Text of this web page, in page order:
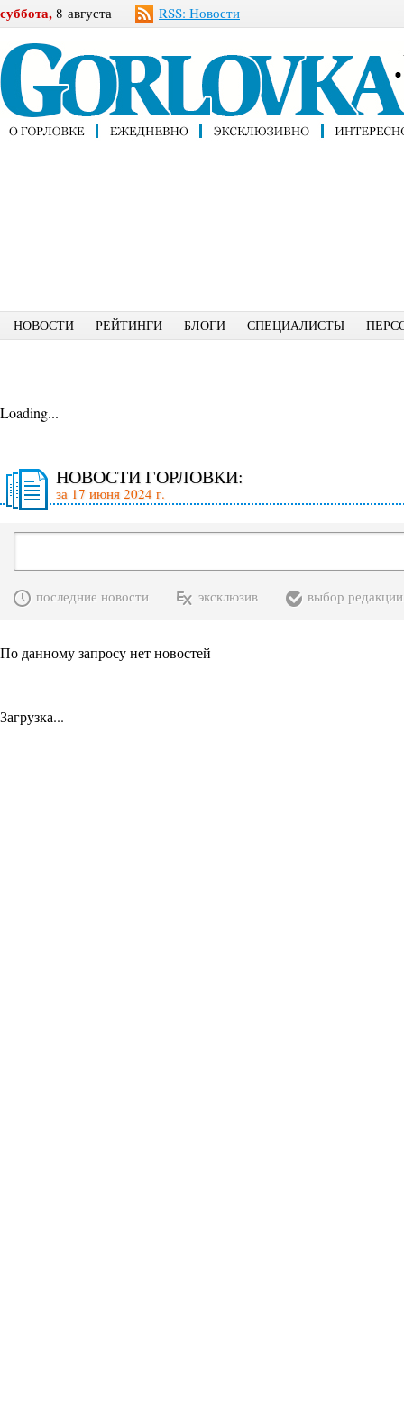
суббота, 8 августа RSS: Новости
НОВОСТИ РЕЙТИНГИ БЛОГИ СПЕЦИАЛИСТЫ
Loading...
НОВОСТИ ГОРЛОВКИ:
за 17 июня 2024 г.
последние новости эксклюзив выбор редакции
По данному запросу нет новостей
Загрузка...